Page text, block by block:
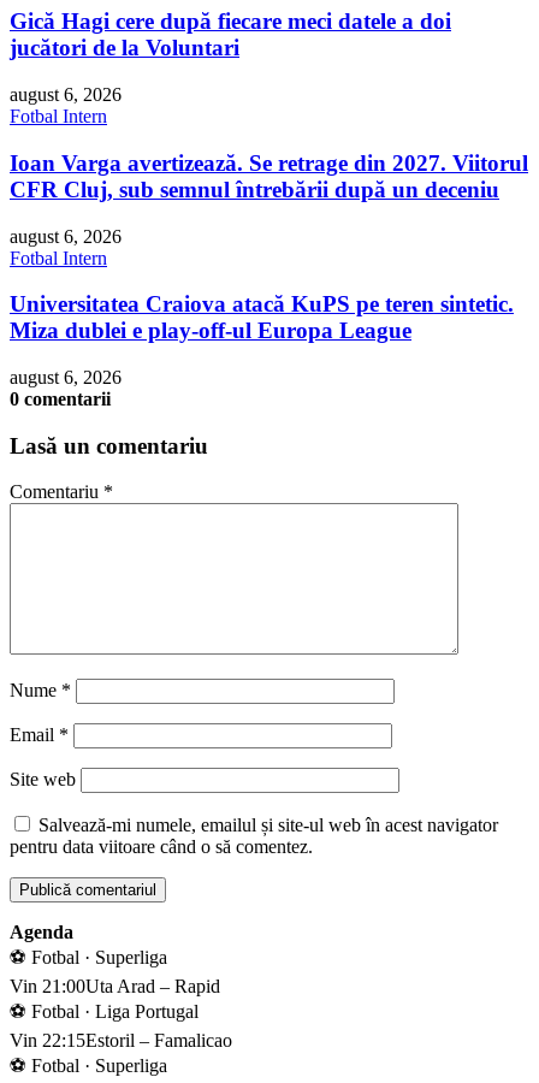
Gică Hagi cere după fiecare meci datele a doi
jucători de la Voluntari
august 6, 2026
Fotbal Intern
Ioan Varga avertizează. Se retrage din 2027. Viitorul
CFR Cluj, sub semnul întrebării după un deceniu
august 6, 2026
Fotbal Intern
Universitatea Craiova atacă KuPS pe teren sintetic.
Miza dublei e play-off-ul Europa League
august 6, 2026
0 comentarii
Lasă un comentariu
Comentariu *
Nume *
Email *
Site web
Salvează-mi numele, emailul și site-ul web în acest navigator
pentru data viitoare când o să comentez.
Agenda
⚽ Fotbal · Superliga
Vin 21:00Uta Arad – Rapid
⚽ Fotbal · Liga Portugal
Vin 22:15Estoril – Famalicao
⚽ Fotbal · Superliga